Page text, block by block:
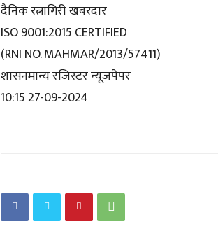
दैनिक रत्नागिरी खबरदार
ISO 9001:2015 CERTIFIED
(RNI NO. MAHMAR/2013/57411)
शासनमान्य रजिस्टर न्यूजपेपर
10:15 27-09-2024